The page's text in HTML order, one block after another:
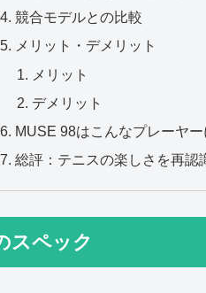
競合モデルとの比較
メリット・デメリット
メリット
デメリット
MUSE 98はこんなプレーヤー
総評：テニスの楽しさを再認
スペック